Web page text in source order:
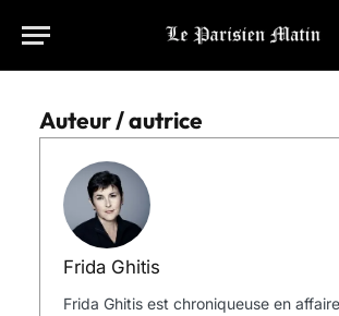
Auteur / autrice
Frida Ghitis
Frida Ghitis est chroniqueuse en